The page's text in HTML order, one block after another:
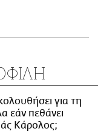
για τη
εάν πεθάνει
Κάρολος;